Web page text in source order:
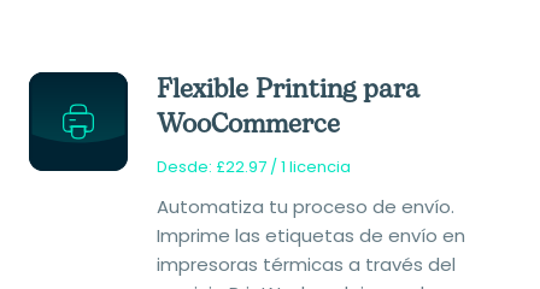
Flexible Printing para
WooCommerce
Desde: £22.97 / 1 licencia
Automatiza tu proceso de envío.
Imprime las etiquetas de envío en
impresoras térmicas a través del